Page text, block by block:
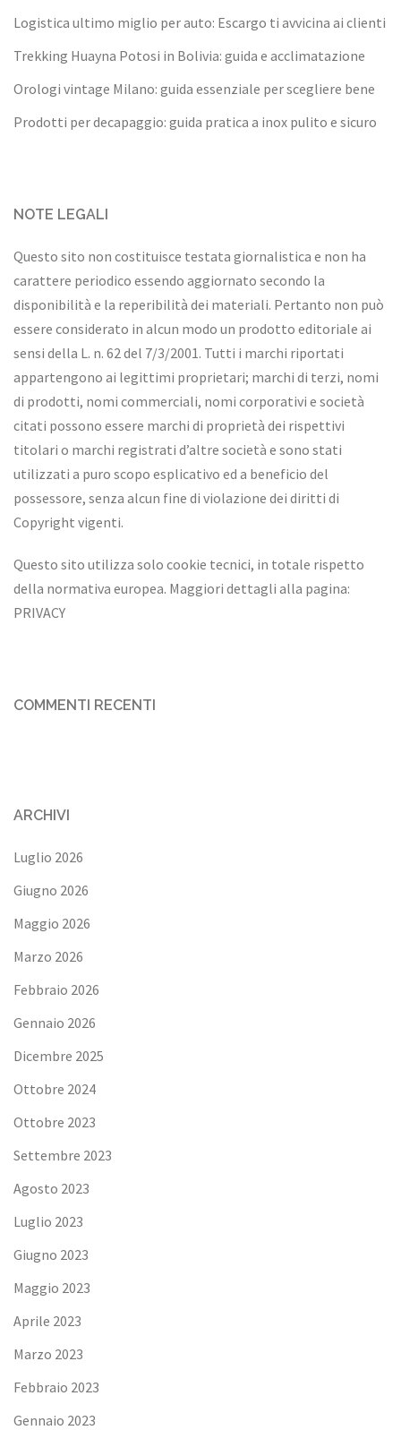
Logistica ultimo miglio per auto: Escargo ti avvicina ai clienti
Trekking Huayna Potosi in Bolivia: guida e acclimatazione
Orologi vintage Milano: guida essenziale per scegliere bene
Prodotti per decapaggio: guida pratica a inox pulito e sicuro
NOTE LEGALI
Questo sito non costituisce testata giornalistica e non ha
carattere periodico essendo aggiornato secondo la
disponibilità e la reperibilità dei materiali. Pertanto non può
essere considerato in alcun modo un prodotto editoriale ai
sensi della L. n. 62 del 7/3/2001. Tutti i marchi riportati
appartengono ai legittimi proprietari; marchi di terzi, nomi
di prodotti, nomi commerciali, nomi corporativi e società
citati possono essere marchi di proprietà dei rispettivi
titolari o marchi registrati d’altre società e sono stati
utilizzati a puro scopo esplicativo ed a beneficio del
possessore, senza alcun fine di violazione dei diritti di
Copyright vigenti.
Questo sito utilizza solo cookie tecnici, in totale rispetto
della normativa europea. Maggiori dettagli alla pagina:
PRIVACY
COMMENTI RECENTI
ARCHIVI
Luglio 2026
Giugno 2026
Maggio 2026
Marzo 2026
Febbraio 2026
Gennaio 2026
Dicembre 2025
Ottobre 2024
Ottobre 2023
Settembre 2023
Agosto 2023
Luglio 2023
Giugno 2023
Maggio 2023
Aprile 2023
Marzo 2023
Febbraio 2023
Gennaio 2023